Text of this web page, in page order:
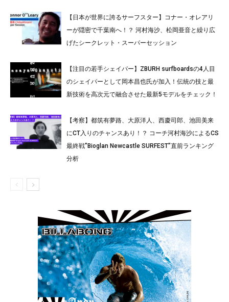
【日本が世界に誇るサーフスター】コナー・オレアリ
ーが隠密で千葉南へ！？ 河村海沙、松岡亜音と繰り広
げたシークレット・スーパーセッション
【注目の若手シェイパー】ZBURH surfboardsの4人目
のシェイパーとして岡本昌也氏が加入！伝統の技と最
新技術を高次元で融合させた最新5モデルをチェック！
【考察】都筑有夢路、大原洋人、西慶司郎、池田美来
にCT入りのチャンスあり！？ コーチ河村海沙によるCS
最終戦”Bioglan Newcastle SURFEST”直前ランキング
分析